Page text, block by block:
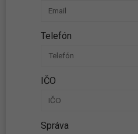
Telefón
IČO
Správa